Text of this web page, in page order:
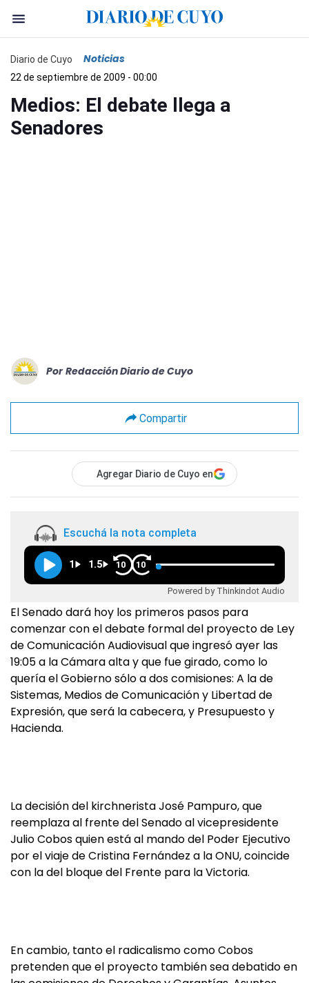
Diario de Cuyo Noticias
22 de septiembre de 2009 - 00:00
Medios: El debate llega a
Senadores
Por Redacción Diario de Cuyo
Compartir
Agregar Diario de Cuyo en
Escuchá la nota completa
1 1.5 10 10
Powered by Thinkindot Audio
El Senado dará hoy los primeros pasos para
comenzar con el debate formal del proyecto de Ley
de Comunicación Audiovisual que ingresó ayer las
19:05 a la Cámara alta y que fue girado, como lo
quería el Gobierno sólo a dos comisiones: A la de
Sistemas, Medios de Comunicación y Libertad de
Expresión, que será la cabecera, y Presupuesto y
Hacienda.
La decisión del kirchnerista José Pampuro, que
reemplaza al frente del Senado al vicepresidente
Julio Cobos quien está al mando del Poder Ejecutivo
por el viaje de Cristina Fernández a la ONU, coincide
con la del bloque del Frente para la Victoria.
En cambio, tanto el radicalismo como Cobos
pretenden que el proyecto también sea debatido en